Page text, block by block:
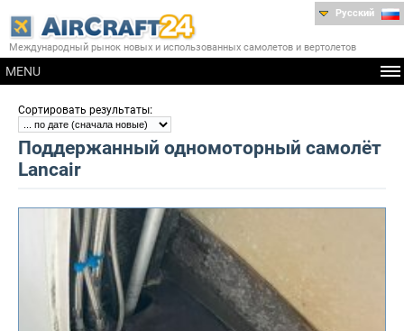
Международный рынок новых и использованных самолетов и вертолетов
MENU
Русский
Сортировать результаты:
Поддержанный одномоторный самолёт
Lancair